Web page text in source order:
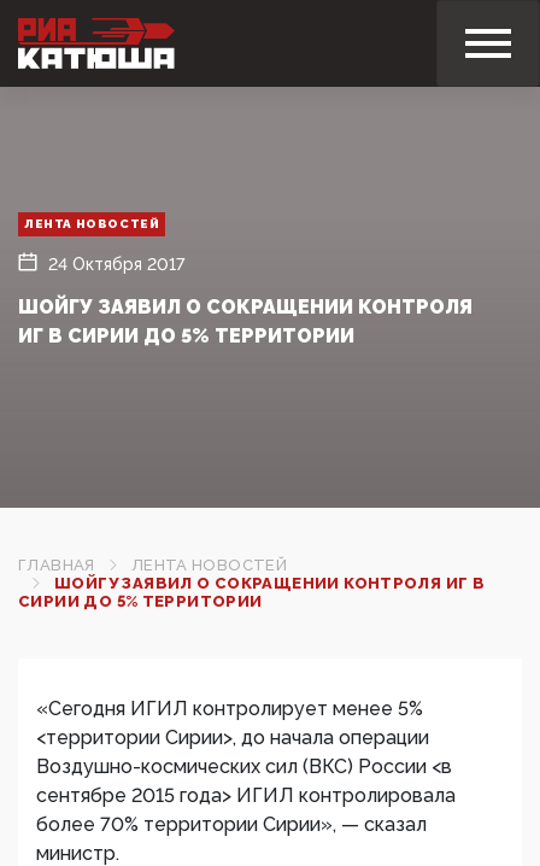
ЛЕНТА НОВОСТЕЙ
24 Октября 2017
ШОЙГУ ЗАЯВИЛ О СОКРАЩЕНИИ КОНТРОЛЯ
ИГ В СИРИИ ДО 5% ТЕРРИТОРИИ‍
ГЛАВНАЯ
ЛЕНТА НОВОСТЕЙ
ШОЙГУ ЗАЯВИЛ О СОКРАЩЕНИИ КОНТРОЛЯ ИГ В
СИРИИ ДО 5% ТЕРРИТОРИИ‍
«Сегодня ИГИЛ контролирует менее 5%
<территории Сирии>, до начала операции
Воздушно-космических сил (ВКС) России <в
сентябре 2015 года> ИГИЛ контролировала
более 70% территории Сирии», — сказал
министр.